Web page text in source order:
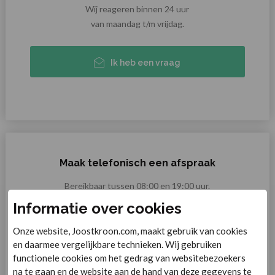
Wij reageren binnen 24 uur
van maandag t/m vrijdag.
Ik heb een vraag
Maak telefonisch een afspraak
Bereikbaar tussen 08:00 en 19:00 uur.
Op zaterdag tussen 09:30 en 16:00 uur.
Maak een afspraak
Informatie over cookies
Onze website, Joostkroon.com, maakt gebruik van cookies
en daarmee vergelijkbare technieken. Wij gebruiken
functionele cookies om het gedrag van websitebezoekers
na te gaan en de website aan de hand van deze gegevens te